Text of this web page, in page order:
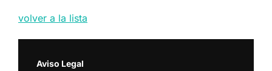
volver a la lista
Aviso Legal